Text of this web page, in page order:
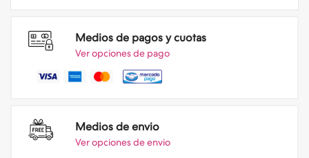
Medios de pagos y cuotas
Ver opciones de pago
Medios de envio
Ver opciones de envio